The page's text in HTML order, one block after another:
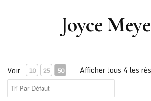
Joyce
Voir 10 25 50 Afficher tous 4 les